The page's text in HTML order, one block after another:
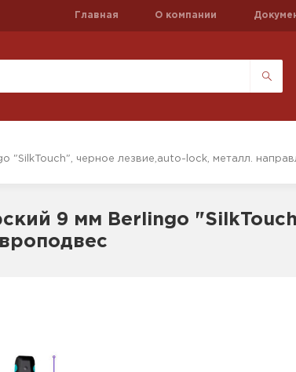
Главная О компании
"SilkTouch", черное лезвие,auto-lock, металл.
9 мм Berlingo